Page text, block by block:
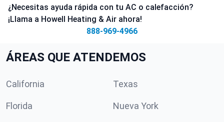
¿Necesitas ayuda rápida con tu AC o calefacción?
¡Llama a Howell Heating & Air ahora!
888-969-4966
ÁREAS QUE ATENDEMOS
California Texas
Florida Nueva York